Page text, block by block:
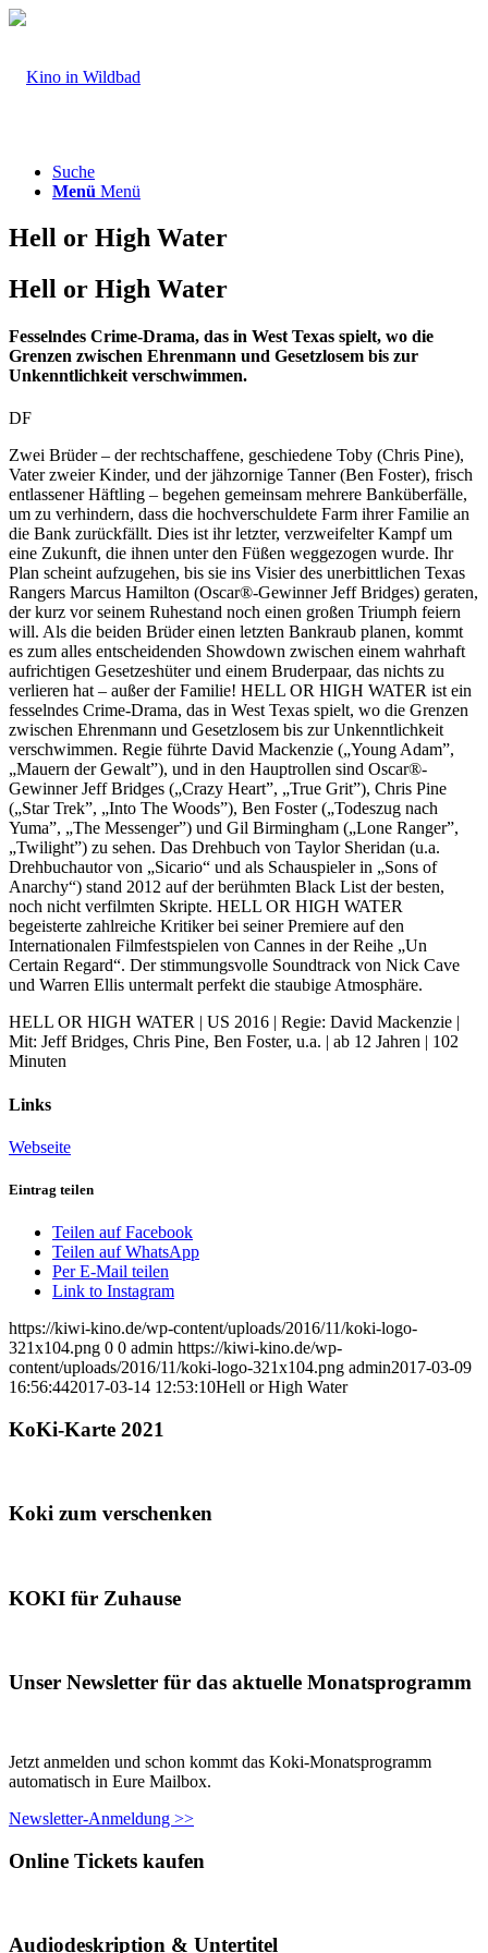
Suche
Menü Menü
Hell or High Water
Hell or High Water
Fesselndes Crime-Drama, das in West Texas spielt, wo die
Grenzen zwischen Ehrenmann und Gesetzlosem bis zur
Unkenntlichkeit verschwimmen.
DF
Zwei Brüder – der rechtschaffene, geschiedene Toby (Chris Pine),
Vater zweier Kinder, und der jähzornige Tanner (Ben Foster), frisch
entlassener Häftling – begehen gemeinsam mehrere Banküberfälle,
um zu verhindern, dass die hochverschuldete Farm ihrer Familie an
die Bank zurückfällt. Dies ist ihr letzter, verzweifelter Kampf um
eine Zukunft, die ihnen unter den Füßen weggezogen wurde. Ihr
Plan scheint aufzugehen, bis sie ins Visier des unerbittlichen Texas
Rangers Marcus Hamilton (Oscar®-Gewinner Jeff Bridges) geraten,
der kurz vor seinem Ruhestand noch einen großen Triumph feiern
will. Als die beiden Brüder einen letzten Bankraub planen, kommt
es zum alles entscheidenden Showdown zwischen einem wahrhaft
aufrichtigen Gesetzeshüter und einem Bruderpaar, das nichts zu
verlieren hat – außer der Familie! HELL OR HIGH WATER ist ein
fesselndes Crime-Drama, das in West Texas spielt, wo die Grenzen
zwischen Ehrenmann und Gesetzlosem bis zur Unkenntlichkeit
verschwimmen. Regie führte David Mackenzie („Young Adam”,
„Mauern der Gewalt”), und in den Hauptrollen sind Oscar®-
Gewinner Jeff Bridges („Crazy Heart”, „True Grit”), Chris Pine
(„Star Trek”, „Into The Woods”), Ben Foster („Todeszug nach
Yuma”, „The Messenger”) und Gil Birmingham („Lone Ranger”,
„Twilight”) zu sehen. Das Drehbuch von Taylor Sheridan (u.a.
Drehbuchautor von „Sicario“ und als Schauspieler in „Sons of
Anarchy“) stand 2012 auf der berühmten Black List der besten,
noch nicht verfilmten Skripte. HELL OR HIGH WATER
begeisterte zahlreiche Kritiker bei seiner Premiere auf den
Internationalen Filmfestspielen von Cannes in der Reihe „Un
Certain Regard“. Der stimmungsvolle Soundtrack von Nick Cave
und Warren Ellis untermalt perfekt die staubige Atmosphäre.
HELL OR HIGH WATER | US 2016 | Regie: David Mackenzie |
Mit: Jeff Bridges, Chris Pine, Ben Foster, u.a. | ab 12 Jahren | 102
Minuten
Links
Webseite
Eintrag teilen
Teilen auf Facebook
Teilen auf WhatsApp
Per E-Mail teilen
Link to Instagram
https://kiwi-kino.de/wp-content/uploads/2016/11/koki-logo-
321x104.png 0 0 admin https://kiwi-kino.de/wp-
content/uploads/2016/11/koki-logo-321x104.png admin2017-03-09
16:56:442017-03-14 12:53:10Hell or High Water
KoKi-Karte 2021
Koki zum verschenken
KOKI für Zuhause
Unser Newsletter für das aktuelle Monatsprogramm
Jetzt anmelden und schon kommt das Koki-Monatsprogramm
automatisch in Eure Mailbox.
Newsletter-Anmeldung >>
Online Tickets kaufen
Audiodeskription & Untertitel